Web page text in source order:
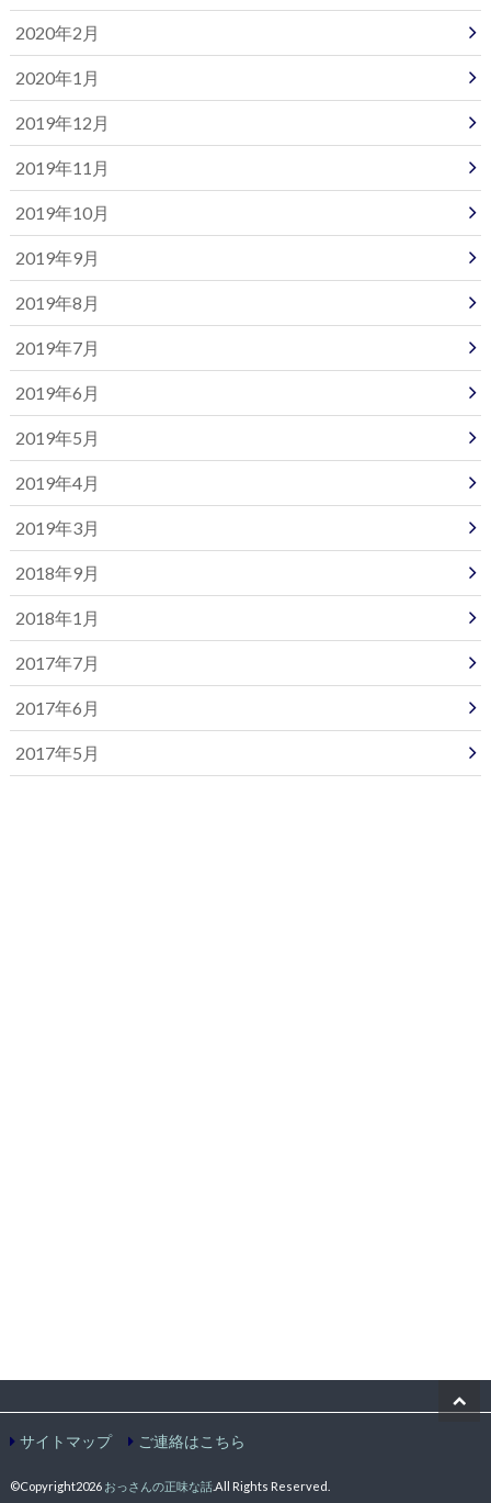
2020年2月
2020年1月
2019年12月
2019年11月
2019年10月
2019年9月
2019年8月
2019年7月
2019年6月
2019年5月
2019年4月
2019年3月
2018年9月
2018年1月
2017年7月
2017年6月
2017年5月
サイトマップ ご連絡はこちら
©Copyright2026 おっさんの正味な話.All Rights Reserved.